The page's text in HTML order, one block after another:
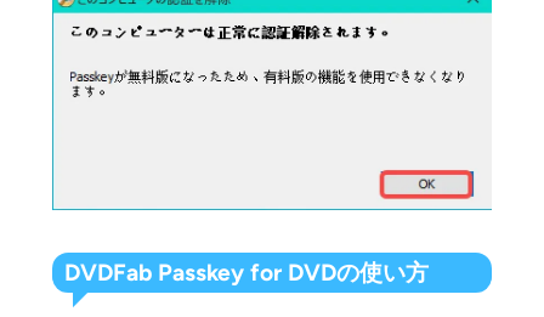
DVDFab Passkey for DVDの使い方